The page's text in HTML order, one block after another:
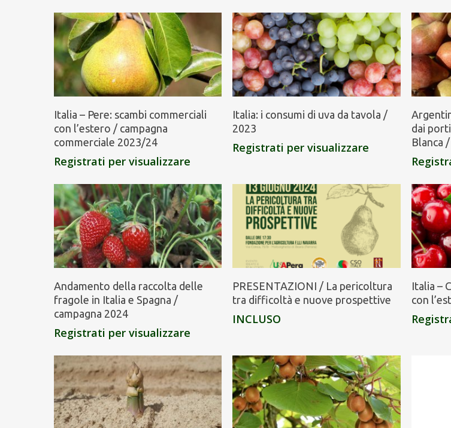
Italia – Pere: scambi commerciali
con l’estero / campagna
commerciale 2023/24
Registrati per visualizzare
Italia: i consumi di uva da tavola /
2023
Registrati per visualizzare
dai
Blanca
Andamento della raccolta delle
fragole in Italia e Spagna /
campagna 2024
Registrati per visualizzare
PRESENTAZIONI / La pericoltura
tra difficoltà e nuove prospettive
INCLUSO
Italia –
con